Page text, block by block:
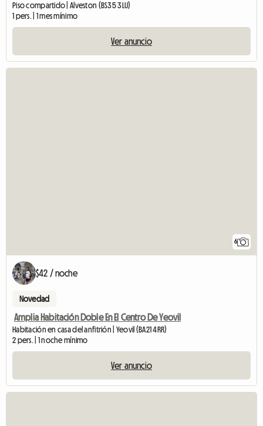
Piso compartido | Alveston (BS35 3LU)
1 pers. | 1 mes mínimo
Ver anuncio
6
$42 / noche
Novedad
Amplia Habitación Doble En El Centro De Yeovil
Habitación en casa del anfitrión | Yeovil (BA21 4RR)
2 pers. | 1 noche mínimo
Ver anuncio